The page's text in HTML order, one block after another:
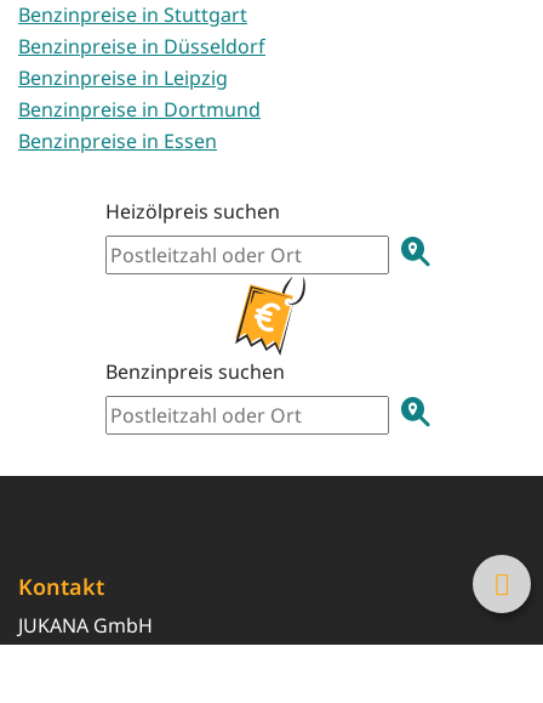
Benzinpreise in Stuttgart
Benzinpreise in Düsseldorf
Benzinpreise in Leipzig
Benzinpreise in Dortmund
Benzinpreise in Essen
Heizölpreis suchen
Benzinpreis suchen
Kontakt
JUKANA GmbH